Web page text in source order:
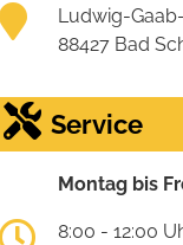
Ludwig-
88427 Bad
Service
Montag bis
8:00 - 12:00